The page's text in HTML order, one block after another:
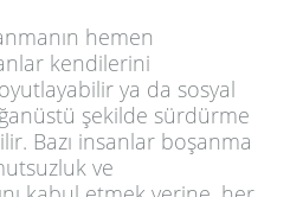
hemen
kendilerini
ya da sosyal
şekilde sürdürme
Bazı insanlar boşanma
ve